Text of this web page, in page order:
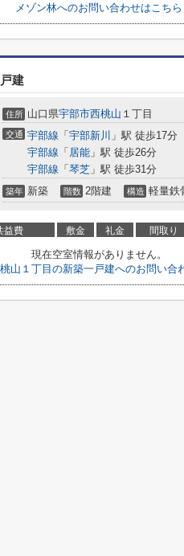
メゾン林へのお問い合わせはこちら
建
住所 山口県宇部市西桃山 １丁目
交通 宇部線 「 宇部新川 」駅 徒歩17分
宇部線 「 居能 」駅 徒歩26分
宇部線 「 琴芝 」駅 徒歩31分
築年 新築 階数 2階建 構造 軽量鉄
益費 敷金 礼金 間取り
現在空室情報がありません。
山１丁目の新築一戸建へのお問い合